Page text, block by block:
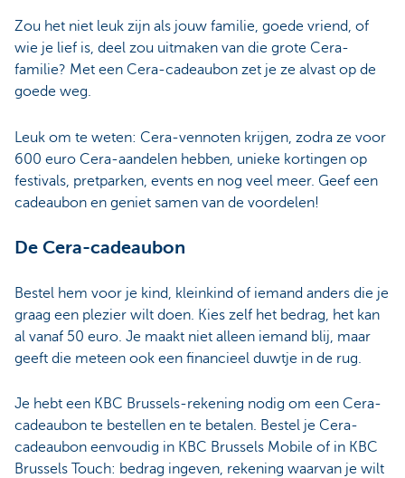
Zou het niet leuk zijn als jouw familie, goede vriend, of
wie je lief is, deel zou uitmaken van die grote Cera-
familie? Met een Cera-cadeaubon zet je ze alvast op de
goede weg.
Leuk om te weten: Cera-vennoten krijgen, zodra ze voor
600 euro Cera-aandelen hebben, unieke kortingen op
festivals, pretparken, events en nog veel meer. Geef een
cadeaubon en geniet samen van de voordelen!
De Cera-cadeaubon
Bestel hem voor je kind, kleinkind of iemand anders die je
graag een plezier wilt doen. Kies zelf het bedrag, het kan
al vanaf 50 euro. Je maakt niet alleen iemand blij, maar
geeft die meteen ook een financieel duwtje in de rug.
Je hebt een KBC Brussels-rekening nodig om een Cera-
cadeaubon te bestellen en te betalen. Bestel je Cera-
cadeaubon eenvoudig in KBC Brussels Mobile of in KBC
Brussels Touch: bedrag ingeven, rekening waarvan je wilt